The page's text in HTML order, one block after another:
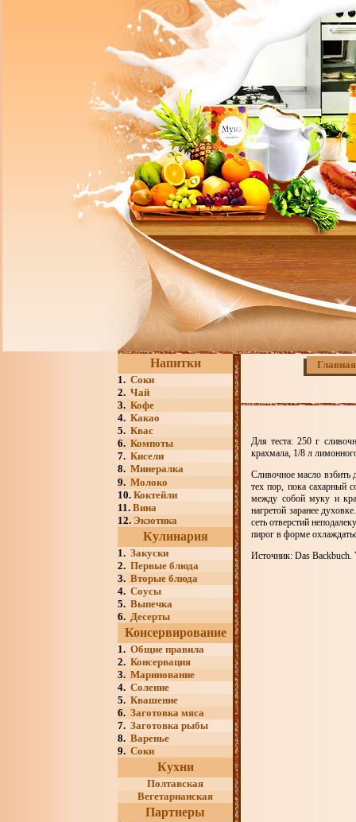
Напитки
1. Соки
2. Чай
3. Кофе
4. Какао
5. Квас
6. Компоты
7. Кисели
8. Минералка
9. Молоко
10. Коктейли
11. Вина
12. Экзотика
Кулинария
1. Закуски
2. Первые блюда
3. Вторые блюда
4. Соусы
5. Выпечка
6. Десерты
Консервирование
1. Общие правила
2. Консервация
3. Маринование
4. Соление
5. Квашение
6. Заготовка мяса
7. Заготовка рыбы
8. Варенье
9. Соки
Кухни
Полтавская
Вегетарианская
Партнеры
Главная
Для теста: 250 г
крахмала, 1/8 л
Сливочное масло взбить
тех пор, пока сахарный
между собой муку и
нагретой заранее
сеть отверстий
пирог в форме
Источник: Das Backbuch.